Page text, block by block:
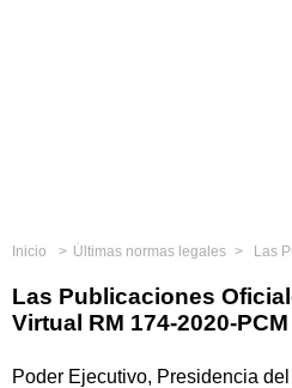
Inicio Últimas normas legales Las
Las Publicaciones
Virtual RM 174-2020-PCM
Poder Ejecutivo, Presidencia